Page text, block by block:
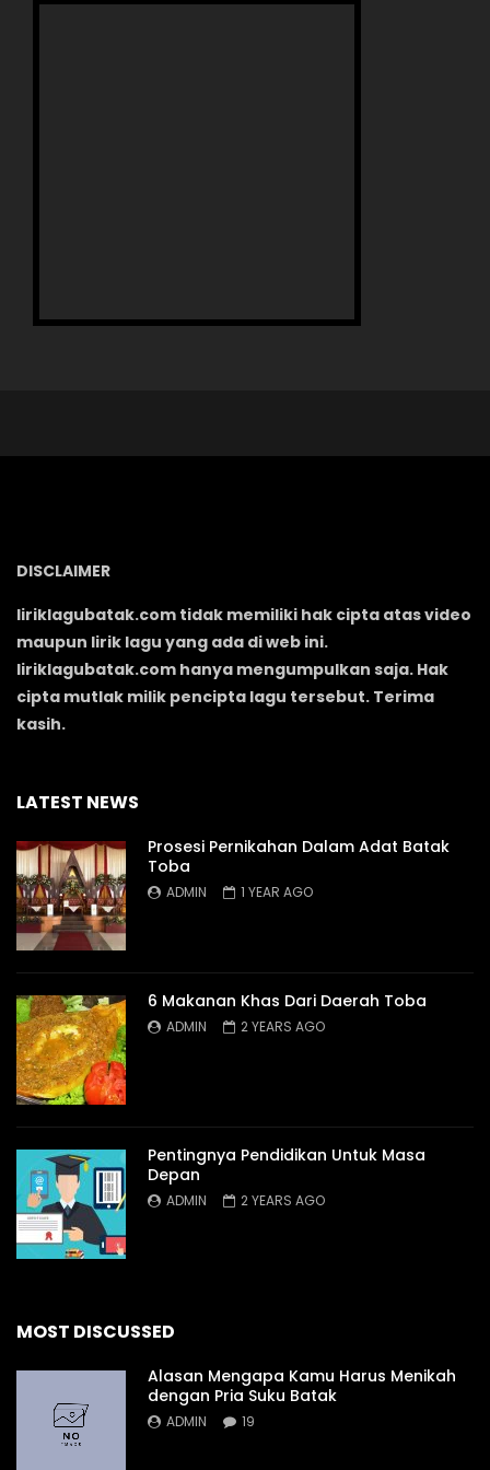
DISCLAIMER
liriklagubatak.com tidak memiliki hak cipta atas video
maupun lirik lagu yang ada di web ini.
liriklagubatak.com hanya mengumpulkan saja. Hak
cipta mutlak milik pencipta lagu tersebut. Terima
kasih.
LATEST NEWS
Prosesi Pernikahan Dalam Adat Batak
Toba
ADMIN 1 YEAR AGO
6 Makanan Khas Dari Daerah Toba
ADMIN 2 YEARS AGO
Pentingnya Pendidikan Untuk Masa
Depan
ADMIN 2 YEARS AGO
MOST DISCUSSED
Alasan Mengapa Kamu Harus Menikah
dengan Pria Suku Batak
ADMIN 19